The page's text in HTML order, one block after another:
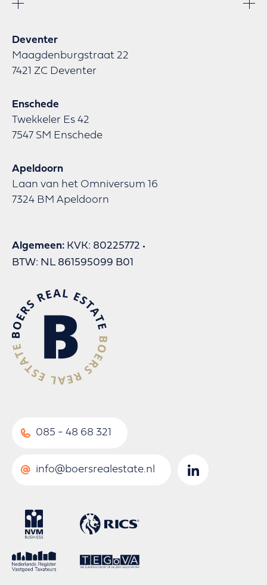
Deventer
Maagdenburgstraat 22
7421 ZC Deventer
Enschede
Twekkeler Es 42
7547 SM Enschede
Apeldoorn
Laan van het Omniversum 16
7324 BM Apeldoorn
Algemeen: KVK: 80225772
BTW: NL 861595099 B01
085 - 48 68 321
info@boersrealestate.nl